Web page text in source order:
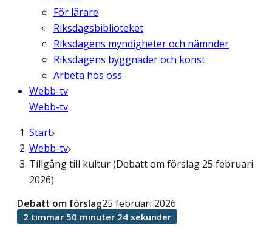
För lärare
Riksdagsbiblioteket
Riksdagens myndigheter och nämnder
Riksdagens byggnader och konst
Arbeta hos oss
Webb-tv
Webb-tv
Start
Webb-tv
Tillgång till kultur (Debatt om förslag 25 februari
2026)
Debatt om förslag25 februari 2026
2 timmar 50 minuter 24 sekunder